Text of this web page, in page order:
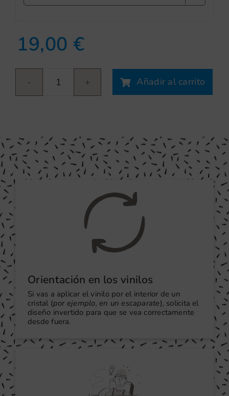
19,00€
Flor
pizarra
Añadir al carrito
Orientación en los vinilos
Si vas a aplicar el vinilo por el interior de un
cristal (por ejemplo, en un escaparate), solicita el
diseño invertido para que se vea correctamente
desde fuera.